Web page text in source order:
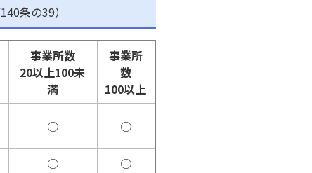
条の39）
事業所数
20以上100未
満
事業所
数
100以上
○ ○
○
○